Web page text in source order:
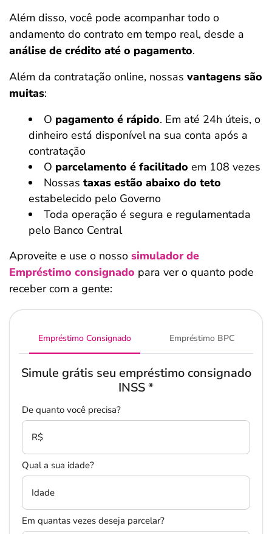
Além disso, você pode acompanhar todo o
andamento do contrato em tempo real, desde a
análise de crédito até o pagamento.
Além da contratação online, nossas vantagens são
muitas:
O pagamento é rápido. Em até 24h úteis, o
dinheiro está disponível na sua conta após a
contratação
O parcelamento é facilitado em 108 vezes
Nossas taxas estão abaixo do teto
estabelecido pelo Governo
Toda operação é segura e regulamentada
pelo Banco Central
Aproveite e use o nosso simulador de
Empréstimo consignado para ver o quanto pode
receber com a gente:
Empréstimo Consignado Empréstimo BPC
Simule grátis seu empréstimo consignado
INSS*
De quanto você precisa?
R$
Qual a sua idade?
Idade
Em quantas vezes deseja parcelar?